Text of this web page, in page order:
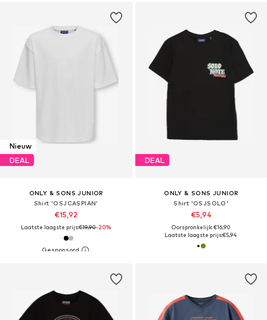
Nieuw
DEAL
ONLY & SONS JUNIOR
Shirt 'OSJCASPIAN'
€15,92
Laatste laagste prijs:€19,90-20%
DEAL
ONLY & SONS JUNIOR
Shirt 'OSJSOLO'
€5,94
Oorspronkelijk: €16,90
Laatste laagste prijs:€5,94